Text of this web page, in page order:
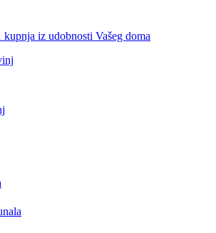
iz udobnosti Vašeg doma